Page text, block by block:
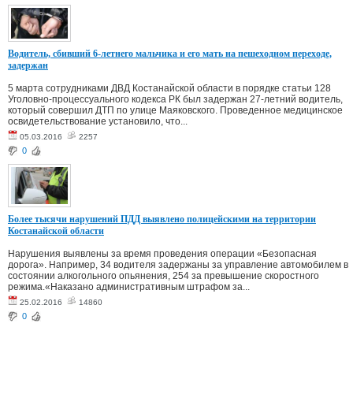
Водитель, сбивший 6-летнего мальчика и его мать на пешеходном переходе,
задержан
5 марта сотрудниками ДВД Костанайской области в порядке статьи 128
Уголовно-процессуального кодекса РК был задержан 27-летний водитель,
который совершил ДТП по улице Маяковского. Проведенное медицинское
освидетельствование установило, что...
05.03.2016 2257
0
Более тысячи нарушений ПДД выявлено полицейскими на территории
Костанайской области
Нарушения выявлены за время проведения операции «Безопасная
дорога». Например, 34 водителя задержаны за управление автомобилем в
состоянии алкогольного опьянения, 254 за превышение скоростного
режима.«Наказано административным штрафом за...
25.02.2016 14860
0